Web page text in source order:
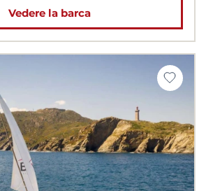
Vedere la barca